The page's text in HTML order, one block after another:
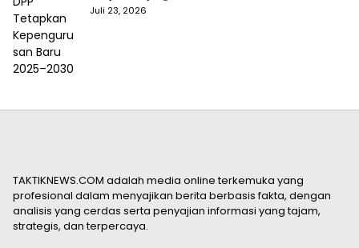
Juli 23, 2026
TAKTIKNEWS.COM adalah media online terkemuka yang
profesional dalam menyajikan berita berbasis fakta, dengan
analisis yang cerdas serta penyajian informasi yang tajam,
strategis, dan terpercaya.